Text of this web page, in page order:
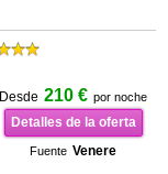
Desde 210 € por noche
Detalles de la oferta
Fuente Venere